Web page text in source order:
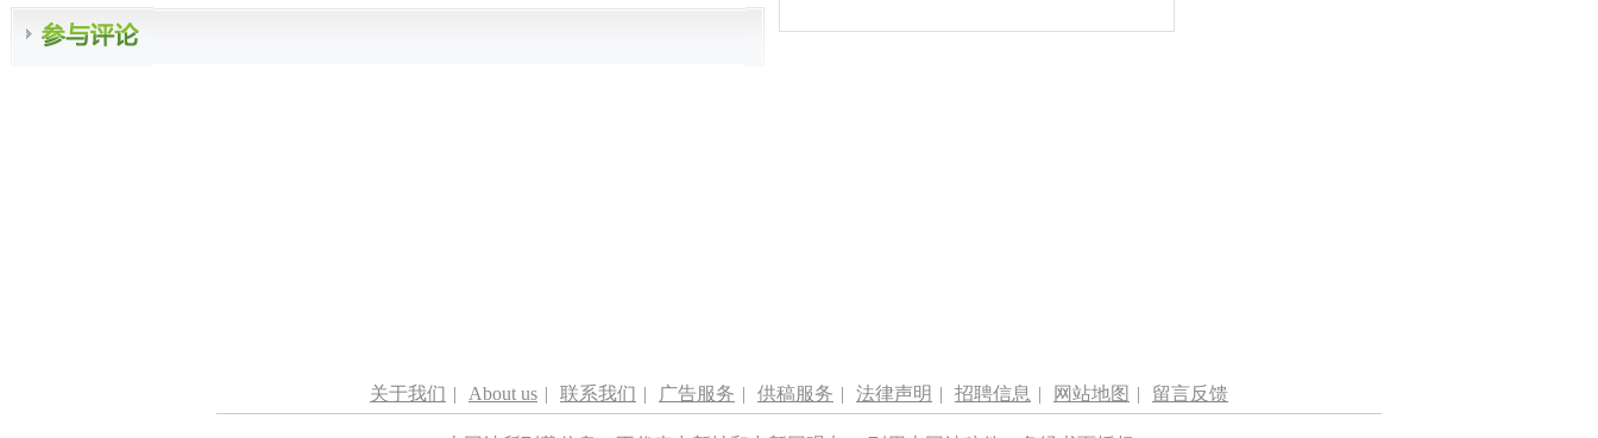
关于我们 | About us | 联系我们 | 广告服务 | 供稿服务 | 法律声明 | 招聘信息 | 网站地图 | 留言反馈